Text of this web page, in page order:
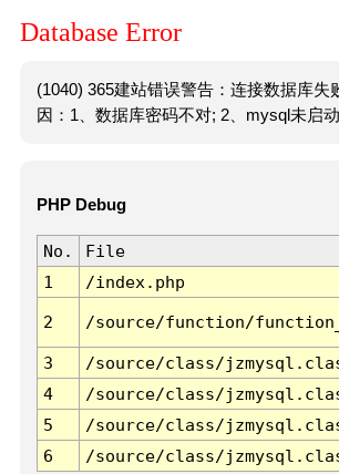
Database Error
(1040) 365建站错误警告：连接数据库失
因：1、数据库密码不对; 2、mysql未启动
PHP Debug
No. File
1
/index.php
2 /source/function/
3 /source/class/
4
/source/class/
5
/source/class/
6
/source/class/